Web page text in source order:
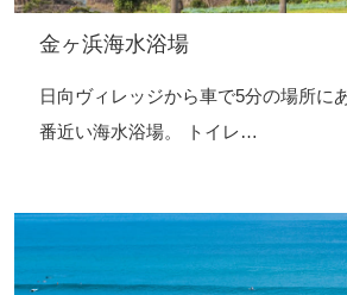
金ヶ浜海水浴場
日向ヴィレッジから車で5分の場所に
番近い海水浴場。 トイレ…